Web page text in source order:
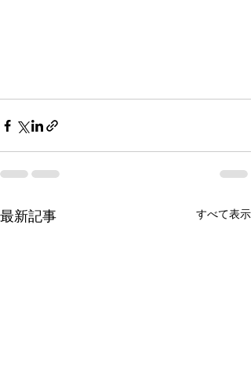
最新記事 すべて表示